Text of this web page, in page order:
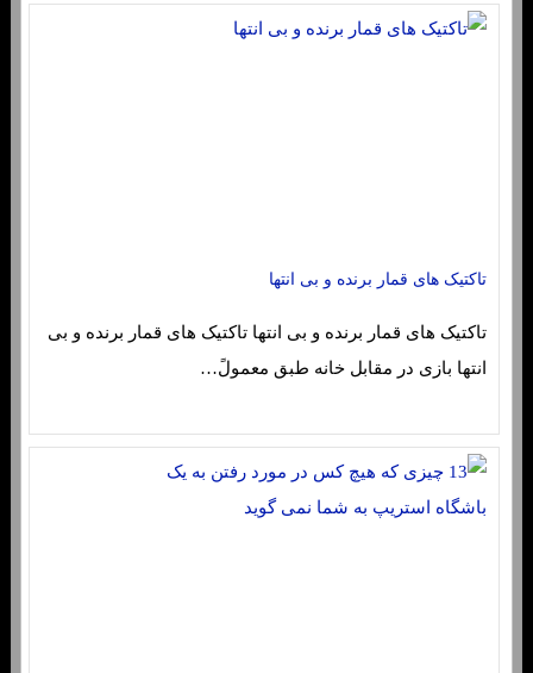
تاکتیک های قمار برنده و بی انتها
تاکتیک های قمار برنده و بی انتها تاکتیک های قمار برنده و بی
انتها بازی در مقابل خانه طبق معمولً…